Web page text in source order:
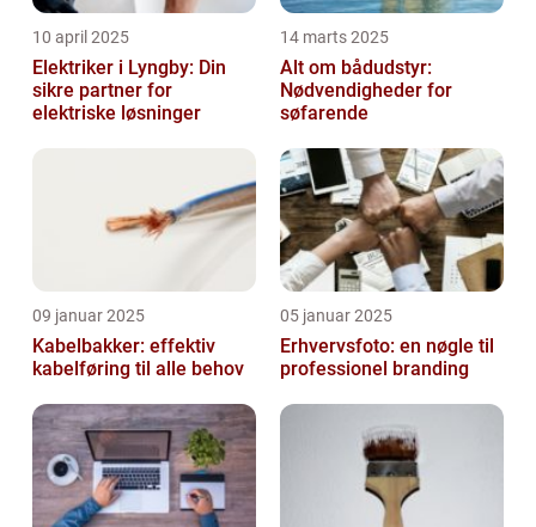
10 april 2025
Elektriker i Lyngby: Din
sikre partner for
elektriske løsninger
14 marts 2025
Alt om bådudstyr:
Nødvendigheder for
søfarende
09 januar 2025
Kabelbakker: effektiv
kabelføring til alle behov
05 januar 2025
Erhvervsfoto: en nøgle til
professionel branding